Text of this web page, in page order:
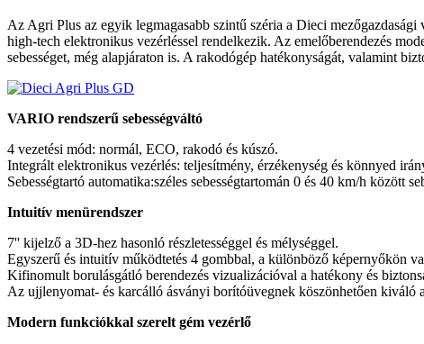
Az Agri Plus az egyik legmagasabb szintű széria a Dieci
high-tech elektronikus vezérléssel rendelkezik. Az emelőberendezés
sebességet, még alapjáraton is. A rakodógép hatékonyságát, valamint
VARIO rendszerű sebességváltó
4 vezetési mód: normál, ECO, rakodó és kúszó.
Integrált elektronikus vezérlés: teljesítmény, érzékenység és könnyed
Sebességtartó automatika:széles sebességtartomán 0 és 40 km/h között
Intuitív menürendszer
7'' kijelző a 3D-hez hasonló részletességgel és mélységgel.
Egyszerű és intuitív működtetés 4 gombbal, a különböző képernyőkön
Kifinomult borulásgátló berendezés vizualizációval a hatékony és
Az ujjlenyomat- és karcálló ásványi borítóüvegnek köszönhetően
Modern funkciókkal szerelt gém vezérlő